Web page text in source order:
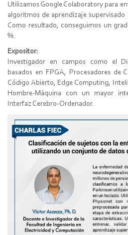
Utilizamos Google Colaboratory para
algoritmos de aprendizaje
Como resultado, conseguimos un
%.
Expositor:
Investigador en campos como el
basados en FPGA, Procesadores de
Código Abierto, Edge Computing,
Hombre-Máquina con un mayor
Interfaz Cerebro-Ordenador.